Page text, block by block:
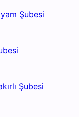
Şubesi
Şubesi